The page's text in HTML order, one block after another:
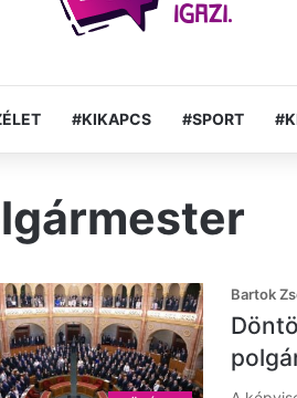
#KIKAPCS #SPORT
Bartok